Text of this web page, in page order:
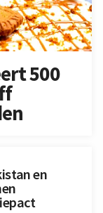
500
en